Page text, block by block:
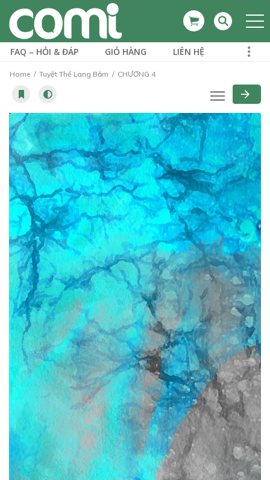
FAQ – HỎI & ĐÁP GIỎ HÀNG LIÊN HỆ
Home Tuyệt Thế Lang Băm CHƯƠNG 4